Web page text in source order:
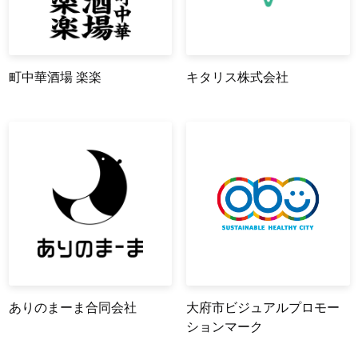
町中華酒場 楽楽 キタリス株式会社
ありのまーま合同会社
大府市ビジュアルプロモー
ションマーク